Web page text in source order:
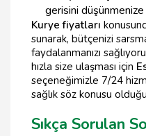
gerisini
Kurye fiyatları
sunarak, bütçenizi
faydalanmanızı
hızla size ulaşması için
seçeneğimizle 7/24
sağlık söz konusu
Sıkça Sorulan